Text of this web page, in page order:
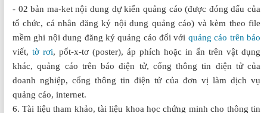
- 02 bản ma-ket nội dung dự kiến quảng cáo (được đóng dấu của
tổ chức, cá nhân đăng ký nội dung quảng cáo) và kèm theo file
mềm ghi nội dung đăng ký quảng cáo đối với quảng cáo trên báo
viết, tờ rơi, pốt-x-tơ (poster), áp phích hoặc in ấn trên vật dụng
khác, quảng cáo trên báo điện tử, cổng thông tin điện tử của
doanh nghiệp, cổng thông tin điện tử của đơn vị làm dịch vụ
quảng cáo, internet.
6. Tài liệu tham khảo, tài liệu khoa học chứng minh cho thông tin